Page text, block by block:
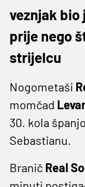
veznjak bio
prije nego
strijelcu
Nogometaši
momčad
30. kola
Sebastianu.
Branič Real